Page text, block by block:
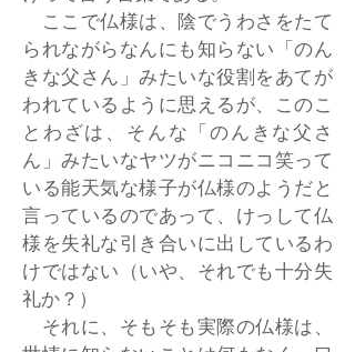
ここで仏様は、陰でうわさをたて
られながらなんにも知らない「のん
きな父さん」みたいな役割をあてが
われているように思えるが、このこ
とわざは、そんな「のんきな父さ
ん」みたいなヤツがニコニコ笑って
いる能天気な様子が仏様のようだと
言っているのであって、けっして仏
様を失礼な引き合いに出しているわ
けではない（いや、それでも十分失
礼か？）
それに、そもそも実際の仏様は、